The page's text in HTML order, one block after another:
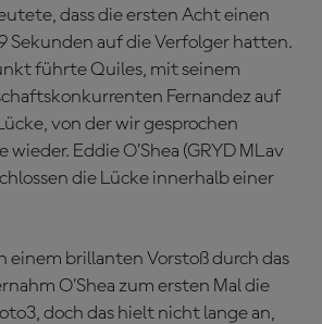
dass die ersten Acht einen
Sekunden auf die Verfolger hatten.
führte Quiles, mit seinem
Fernandez auf
von der wir gesprochen
wieder. Eddie O’Shea (GRYD MLav
die Lücke innerhalb einer
einem brillanten Vorstoß durch das
O’Shea zum ersten Mal die
doch das hielt nicht lange an,